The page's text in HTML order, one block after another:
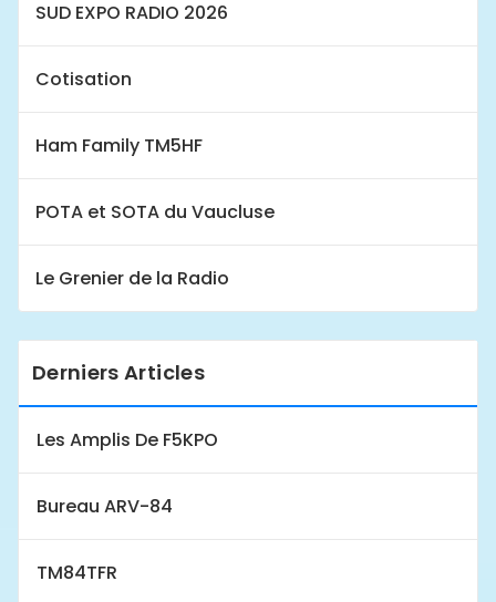
SUD EXPO RADIO 2026
Cotisation
Ham Family TM5HF
POTA et SOTA du Vaucluse
Le Grenier de la Radio
Derniers Articles
Les Amplis De F5KPO
Bureau ARV-84
TM84TFR